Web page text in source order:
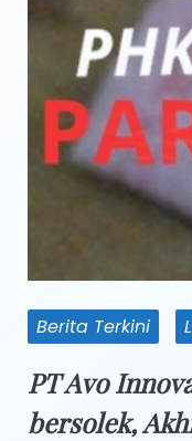
Berita Terkini
PT Avo
bersolek,